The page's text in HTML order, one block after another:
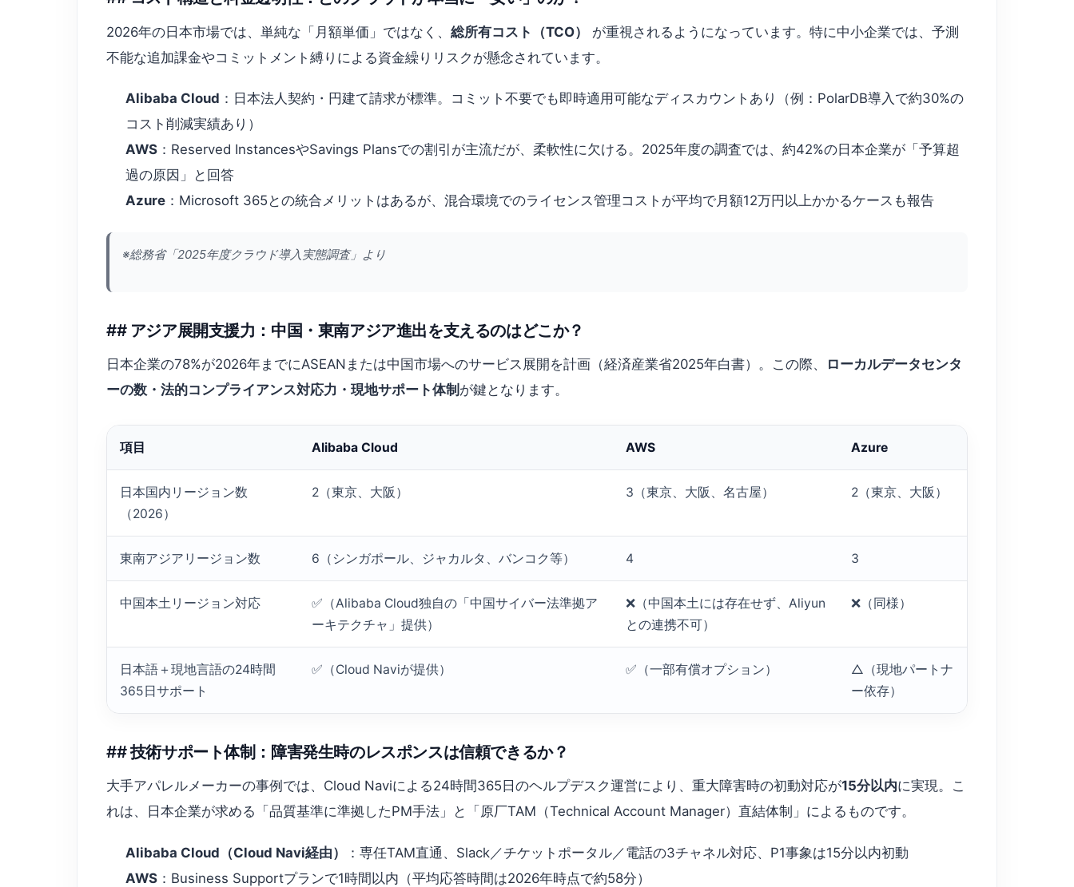
2026年の日本市場では、単純な「月額単価」ではなく、 総所有コスト（TCO）
が重視されるようになっています。特に中小企業では、予測
不能な追加課金やコミットメント縛りによる資金繰りリスクが懸念されています。
Alibaba Cloud ：日本法人契約・円建て請求が標準。コミット不要でも即時適用可能なディスカウントあり（例：PolarDB導入で約30%の
コスト削減実績あり）
AWS ：Reserved InstancesやSavings Plansでの割引が主流だが、柔軟性に欠ける。2025年度の調査では、約42%の日本企業が「予算超
過の原因」と回答
Azure ：Microsoft 365との統合メリットはあるが、混合環境でのライセンス管理コストが平均で月額12万円以上かかるケースも報告
※総務省「2025年度クラウド導入実態調査」より
## アジア展開支援力：中国・東南アジア進出を支えるのはどこか？
日本企業の78%が2026年までにASEANまたは中国市場へのサービス展開を計画（経済産業省2025年白書）。この際、
ローカルデータセンタ
ーの数・法的コンプライアンス対応力・現地サポート体制 が鍵となります。
項目 Alibaba Cloud AWS Azure
日本国内リージョン数
（2026）
2（東京、大阪） 3（東京、大阪、名古屋） 2（東京、大阪）
東南アジアリージョン数 6（シンガポール、ジャカルタ、バンコク等） 4 3
中国本土リージョン対応
✅（Alibaba Cloud独自の「中国サイバー法準拠ア
ーキテクチャ」提供）
❌（中国本土には存在せず、Aliyun
との連携不可）
❌（同様）
日本語＋現地言語の24時間
365日サポート
✅（Cloud Naviが提供） ✅（一部有償オプション）
△（現地パートナ
ー依存）
## 技術サポート体制：障害発生時のレスポンスは信頼できるか？
大手アパレルメーカーの事例では、Cloud Naviによる24時間365日のヘルプデスク運営により、重大障害時の初動対応が15分以内に実現。こ
れは、日本企業が求める「品質基準に準拠したPM手法」と「原厂TAM（Technical Account Manager）直結体制」によるものです。
Alibaba Cloud（Cloud Navi経由）
：専任TAM直通、Slack／チケットポータル／電話の3チャネル対応、P1事象は15分以内初動
AWS ：Business Supportプランで1時間以内（平均応答時間は2026年時点で約58分）